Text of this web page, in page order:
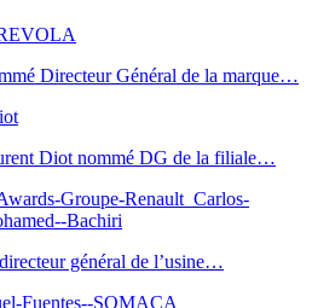
Directeur Général de la marque…
Diot nommé DG de la filiale…
général de l’usine…